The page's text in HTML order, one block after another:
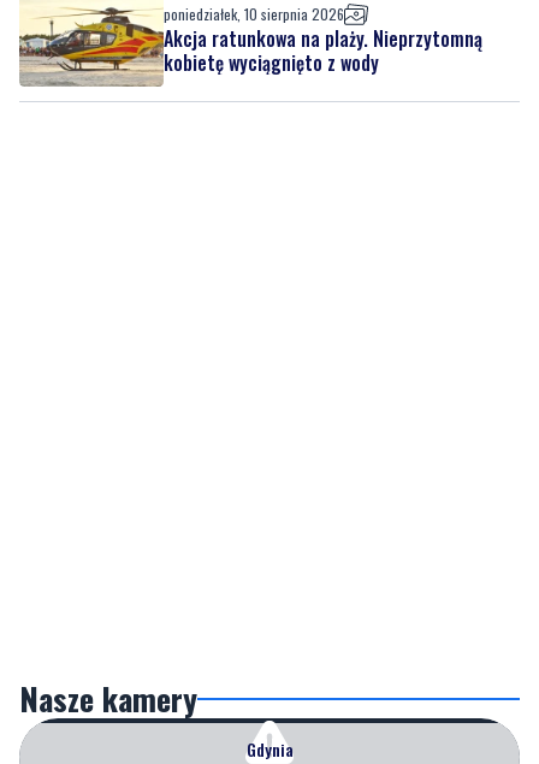
poniedziałek, 10 sierpnia 2026
Akcja ratunkowa na plaży. Nieprzytomną
kobietę wyciągnięto z wody
Nasze kamery
Gdynia